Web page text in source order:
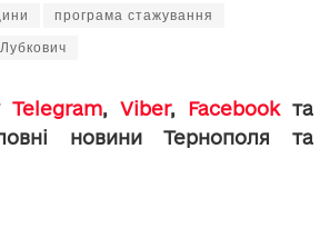
програма стажування
Telegram, Viber, Facebookта
новини Тернополя та